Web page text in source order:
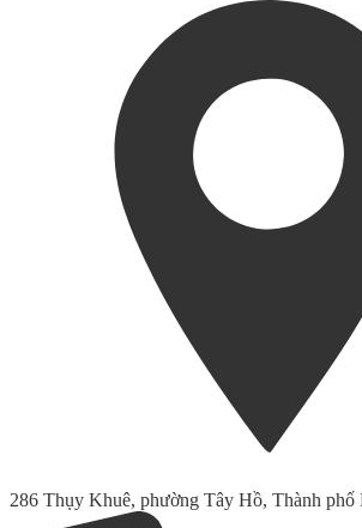
286 Thụy Khuê, phường Tây Hồ, Thành phố